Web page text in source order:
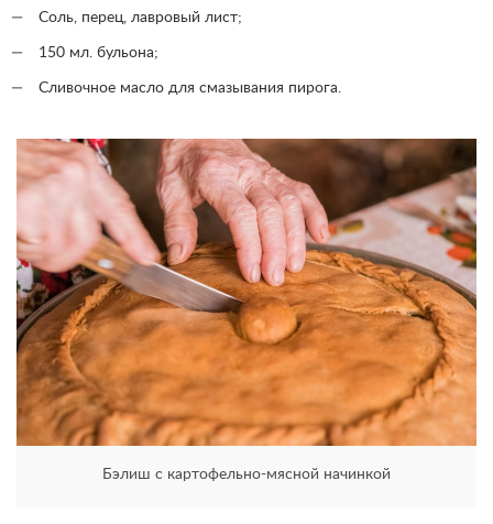
Соль, перец, лавровый лист;
150 мл. бульона;
Сливочное масло для смазывания пирога.
Бэлиш с картофельно-мясной начинкой